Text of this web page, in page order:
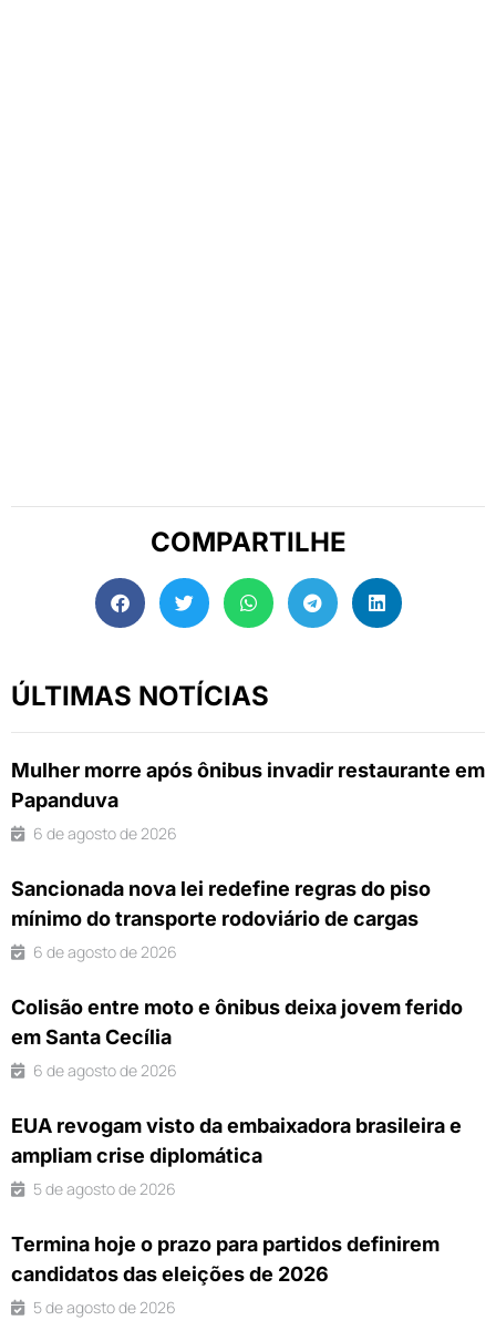
COMPARTILHE
ÚLTIMAS NOTÍCIAS
Mulher morre após ônibus invadir restaurante em
Papanduva
6 de agosto de 2026
Sancionada nova lei redefine regras do piso
mínimo do transporte rodoviário de cargas
6 de agosto de 2026
Colisão entre moto e ônibus deixa jovem ferido
em Santa Cecília
6 de agosto de 2026
EUA revogam visto da embaixadora brasileira e
ampliam crise diplomática
5 de agosto de 2026
Termina hoje o prazo para partidos definirem
candidatos das eleições de 2026
5 de agosto de 2026